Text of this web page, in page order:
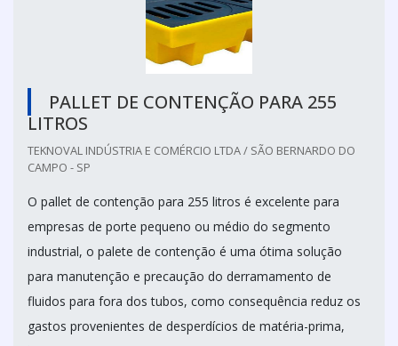
PALLET DE CONTENÇÃO PARA 255
LITROS
TEKNOVAL INDÚSTRIA E COMÉRCIO LTDA / SÃO BERNARDO DO
CAMPO - SP
O pallet de contenção para 255 litros é excelente para
empresas de porte pequeno ou médio do segmento
industrial, o palete de contenção é uma ótima solução
para manutenção e precaução do derramamento de
fluidos para fora dos tubos, como consequência reduz os
gastos provenientes de desperdícios de matéria-prima,